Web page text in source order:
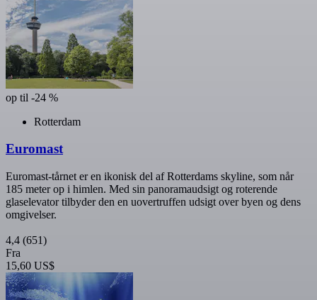
op til -24 %
Rotterdam
Euromast
Euromast-tårnet er en ikonisk del af Rotterdams skyline, som når
185 meter op i himlen. Med sin panoramaudsigt og roterende
glaselevator tilbyder den en uovertruffen udsigt over byen og dens
omgivelser.
4,4 (651)
Fra
15,60 US$